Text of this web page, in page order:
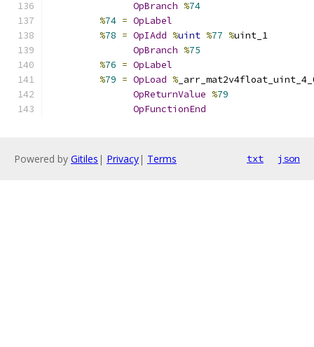
OpBranch %74
%74 = OpLabel
%78 = OpIAdd %uint %77 %uint_1
OpBranch %75
%76 = OpLabel
%79 = OpLoad %
OpReturnValue %79
OpFunctionEnd
Powered by Gitiles | Privacy| Terms txt json